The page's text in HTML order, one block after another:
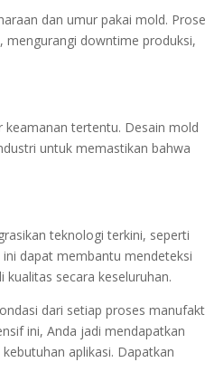
dan umur pakai mold.
downtime produksi,
tertentu. Desain mold
untuk memastikan bahwa
teknologi terkini, seperti
dapat membantu mendeteksi
secara keseluruhan.
dari setiap proses
ini, Anda jadi mendapatkan
aplikasi. Dapatkan